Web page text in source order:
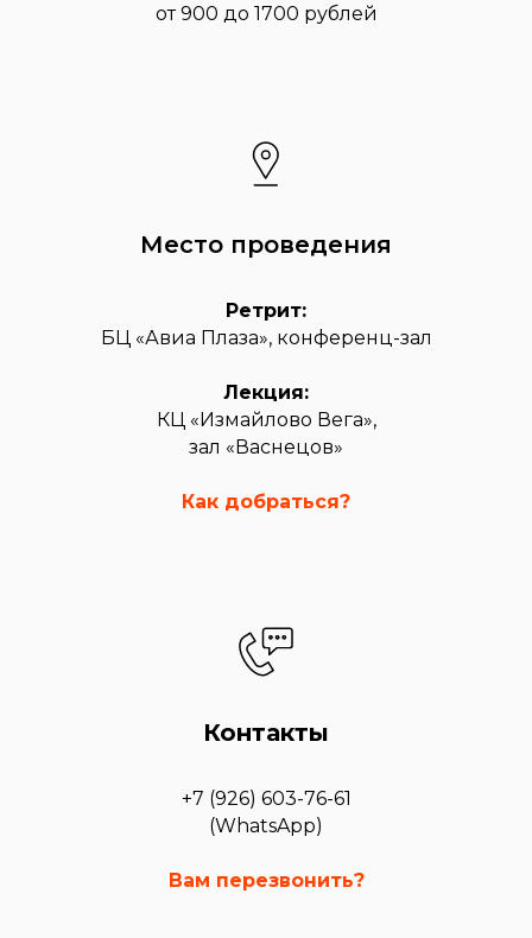
от 900 до 1700 рублей
Место проведения
Ретрит:
БЦ «Авиа Плаза», конференц-зал
Лекция:
КЦ «Измайлово Вега»,
зал «Васнецов»
Как добраться?
Контакты
+7 (926) 603-76-61
(WhatsApp)
Вам перезвонить?